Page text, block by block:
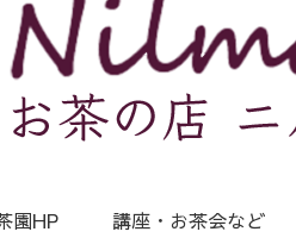
園HP 講座・お茶会など